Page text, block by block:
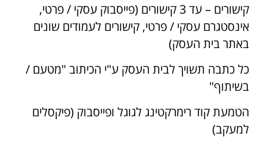
קישורים – עד 3 קישורים (פייסבוק עסקי / פרטי,
אינסטגרם עסקי / פרטי, קישורים לעמודים שונים
באתר בית העסק)
כל כתבה תשויך לבית העסק ע"י הכיתוב "מטעם /
בשיתוף"
הטמעת קוד רימרקטינג לגוגל ופייסבוק (פיקסלים
למעקב)